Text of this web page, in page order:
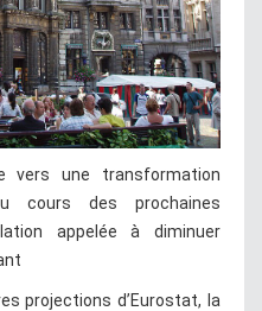
vers une transformation
cours des prochaines
appelée à diminuer
projections d’Eurostat, la